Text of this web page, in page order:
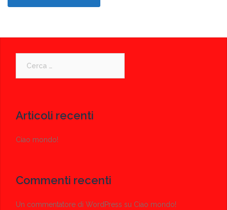
per:
Articoli recenti
Ciao mondo!
Commenti recenti
Un commentatore di WordPress su Ciao mondo!